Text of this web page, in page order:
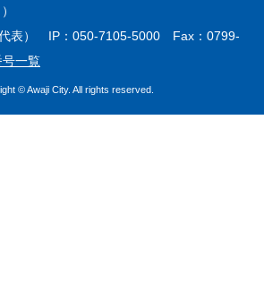
表） IP：050-7105-5000 Fax：0799-
一覧
© Awaji City. All rights reserved.